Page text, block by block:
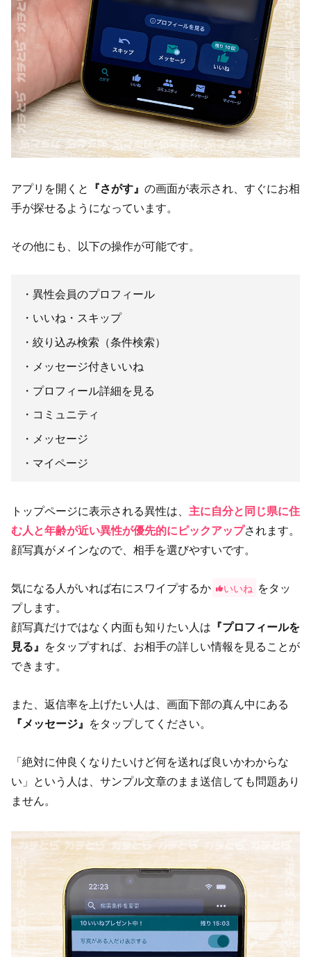
アプリを開くと 『さがす』 の画面が表示され、すぐにお相
手が探せるようになっています。
その他にも、以下の操作が可能です。
異性会員のプロフィール
いいね・スキップ
絞り込み検索（条件検索）
メッセージ付きいいね
プロフィール詳細を見る
コミュニティ
メッセージ
マイページ
トップページに表示される異性は、 主に自分と同じ県に住
む人と年齢が近い異性が優先的にピックアップされます。
顔写真がメインなので、相手を選びやすいです。
気になる人がいれば右にスワイプするか いいね をタッ
プします。
顔写真だけではなく内面も知りたい人は 『プロフィールを
見る』 をタップすれば、お相手の詳しい情報を見ることが
できます。
また、返信率を上げたい人は、画面下部の真ん中にある
『メッセージ』 をタップしてください。
「絶対に仲良くなりたいけど何を送れば良いかわからな
い」という人は、サンプル文章のまま送信しても問題あり
ません。